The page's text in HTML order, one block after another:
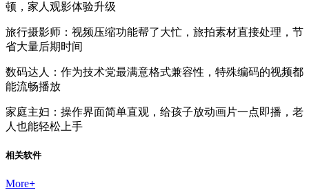
顿，家人观影体验升级
旅行摄影师：视频压缩功能帮了大忙，旅拍素材直接处理，节
省大量后期时间
数码达人：作为技术党最满意格式兼容性，特殊编码的视频都
能流畅播放
家庭主妇：操作界面简单直观，给孩子放动画片一点即播，老
人也能轻松上手
相关软件
More+